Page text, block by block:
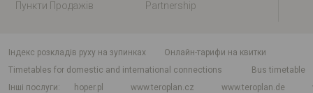
Пункти Продажів
Partnership
індекс розкладів руху на зупинках
Онлайн-тарифи на квитки
Timetables for domestic and international connections
Bus timetable
Інші послуги
hoper.pl www.teroplan.cz www.teroplan.de